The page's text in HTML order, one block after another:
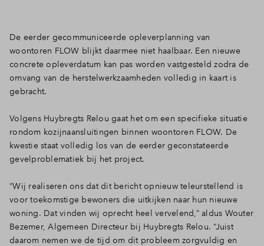
Inloggen
De eerder gecommuniceerde opleverplanning van
woontoren FLOW blijkt daarmee niet haalbaar. Een nieuwe
concrete opleverdatum kan pas worden vastgesteld zodra de
omvang van de herstelwerkzaamheden volledig in kaart is
gebracht.
Volgens Huybregts Relou gaat het om een specifieke situatie
rondom kozijnaansluitingen binnen woontoren FLOW. De
kwestie staat volledig los van de eerder geconstateerde
gevelproblematiek bij het project.
“Wij realiseren ons dat dit bericht opnieuw teleurstellend is
voor toekomstige bewoners die uitkijken naar hun nieuwe
woning. Dat vinden wij oprecht heel vervelend,” aldus Wouter
Bezemer, Algemeen Directeur bij Huybregts Relou. “Juist
daarom nemen we de tijd om dit probleem zorgvuldig en